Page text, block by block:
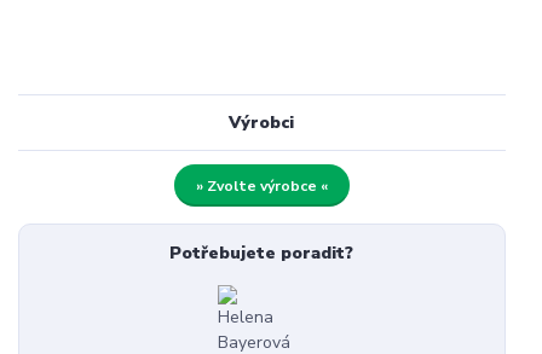
Potřebujete poradit?
Výrobci
» Zvolte výrobce «